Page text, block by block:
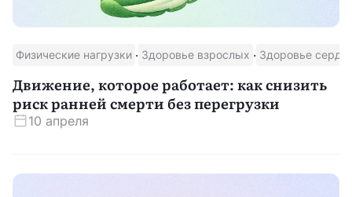
Физические нагрузки · Здоровье взрослых · Здоровье
Движение, которое работает: как снизить
риск ранней смерти без перегрузки
10 апреля